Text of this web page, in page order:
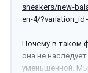
sneakers/new-
en-4/
Почему в таком
она не
уменьшенной.